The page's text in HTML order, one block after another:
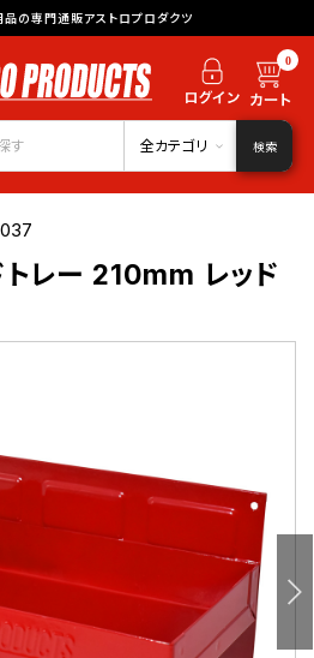
品の専門通販アストロプロダクツ
0
全カテゴリ 検索
トレー 210mm レッド